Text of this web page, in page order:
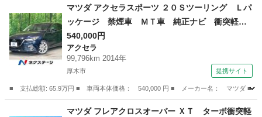
その他
マツダ アクセラスポーツ ２０Ｓツーリング Ｌパ
ッケージ 禁煙車 ＭＴ車 純正ナビ 衝突軽減
装置 レーダークルーズ レザーシート パワー
シート シートヒーター ドラレコ コーナーセ
ンサー スマートキー ＨＩＤヘッド 純正１８
インチアルミ オートライト （検9.6）
540,000円
アクセラ
99,796km 2014年
厚木市 提携サイト
■ 支払総額: 65.9万円 ■ 車両本体価格： 540,000 円 ■ メーカー名： マツダ ■
アクセラ
マツダ フレアクロスオーバー ＸＴ ターボ衝突軽